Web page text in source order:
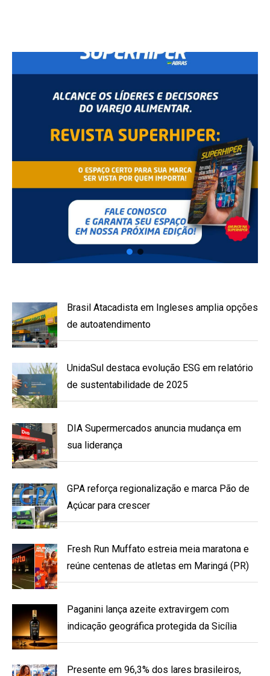
Brasil Atacadista em Ingleses amplia opções
de autoatendimento
UnidaSul destaca evolução ESG em relatório
de sustentabilidade de 2025
DIA Supermercados anuncia mudança em
sua liderança
GPA reforça regionalização e marca Pão de
Açúcar para crescer
Fresh Run Muffato estreia meia maratona e
reúne centenas de atletas em Maringá (PR)
Paganini lança azeite extravirgem com
indicação geográfica protegida da Sicília
Presente em 96,3% dos lares brasileiros,